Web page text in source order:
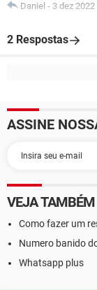
Daniel - 3 dez 2022
2 Respostas
ASSINE
VEJA TAMBÉM
Como fazer um
Numero banido
Whatsapp plus